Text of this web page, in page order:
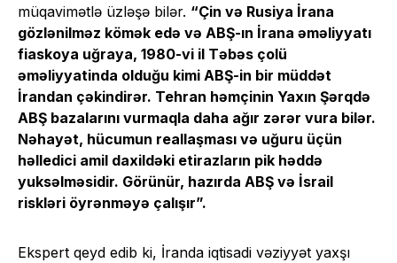
müqavimətlə üzləşə bilər. “Çin və Rusiya İrana
gözlənilməz kömək edə və ABŞ-ın İrana əməliyyatı
fiaskoya uğraya, 1980-vi il Təbəs çolü
əməliyyatinda olduğu kimi ABŞ-in bir müddət
İrandan çəkindirər. Tehran həmçinin Yaxın Şərqdə
ABŞ bazalarını vurmaqla daha ağır zərər vura bilər.
Nəhayət, hücumun reallaşması və uğuru üçün
həlledici amil daxildəki etirazların pik həddə
yuksəlməsidir. Görünür, hazırda ABŞ və İsrail
riskləri öyrənməyə çalışır”.
Ekspert qeyd edib ki, İranda iqtisadi vəziyyət yaxşı